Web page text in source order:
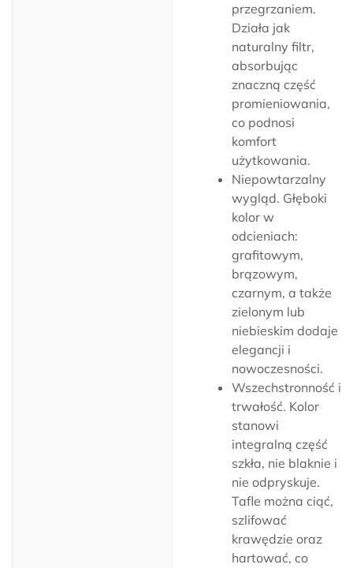
przegrzaniem.
Działa jak
naturalny filtr,
absorbując
znaczną część
promieniowania,
co podnosi
komfort
użytkowania.
Niepowtarzalny
wygląd. Głęboki
kolor w
odcieniach:
grafitowym,
brązowym,
czarnym, a także
zielonym lub
niebieskim dodaje
elegancji i
nowoczesności.
Wszechstronność i
trwałość. Kolor
stanowi
integralną część
szkła, nie blaknie i
nie odpryskuje.
Tafle można ciąć,
szlifować
krawędzie oraz
hartować, co